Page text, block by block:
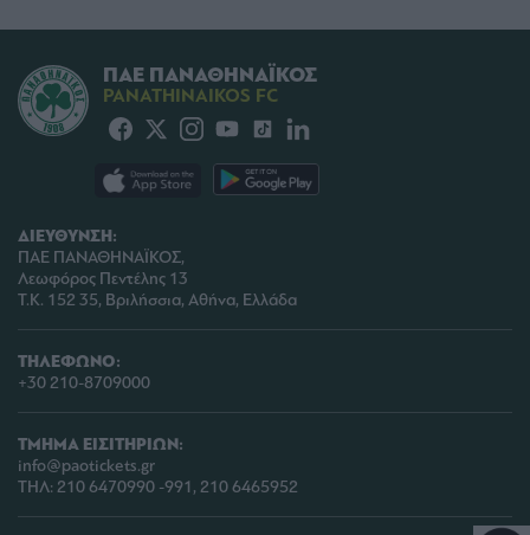
ΔΙΕΥΘΥΝΣΗ:
ΠΑΕ ΠΑΝΑΘΗΝΑΪΚΟΣ,
Λεωφόρος Πεντέλης 13
Τ.Κ. 152 35, Βριλήσσια, Αθήνα, Ελλάδα
ΤΗΛΕΦΩΝΟ:
+30 210-8709000
ΤΜΗΜΑ ΕΙΣΙΤΗΡΙΩΝ:
info@paotickets.gr
ΤΗΛ: 210 6470990 -991, 210 6465952
ΠΑΕ ΠΑΝΑΘΗΝΑΪΚΟΣ
PANATHINAIKOS FC